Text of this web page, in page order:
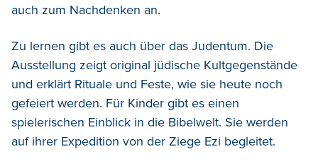
auch zum Nachdenken an.
Zu lernen gibt es auch über das Judentum. Die
Ausstellung zeigt original jüdische Kultgegenstände
und erklärt Rituale und Feste, wie sie heute noch
gefeiert werden. Für Kinder gibt es einen
spielerischen Einblick in die Bibelwelt. Sie werden
auf ihrer Expedition von der Ziege Ezi begleitet.